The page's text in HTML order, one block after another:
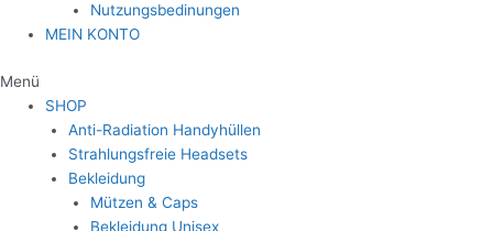
Nutzungsbedinungen
MEIN KONTO
Menü
SHOP
Anti-Radiation Handyhüllen
Strahlungsfreie Headsets
Bekleidung
Mützen & Caps
Bekleidung Unisex